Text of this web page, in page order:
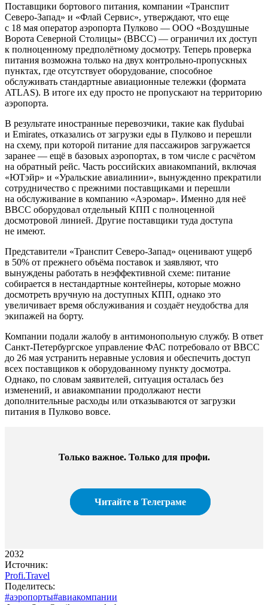
Поставщики бортового питания, компании «Транспит
Северо-Запад» и «Флай Сервис», утверждают, что еще
с 18 мая оператор аэропорта Пулково — ООО «Воздушные
Ворота Северной Столицы» (ВВСС) — ограничил их доступ
к полноценному предполётному досмотру. Теперь проверка
питания возможна только на двух контрольно-пропускных
пунктах, где отсутствует оборудование, способное
обслуживать стандартные авиационные тележки (формата
ATLAS). В итоге их еду просто не пропускают на территорию
аэропорта.
В результате иностранные перевозчики, такие как flydubai
и Emirates, отказались от загрузки еды в Пулково и перешли
на схему, при которой питание для пассажиров загружается
заранее — ещё в базовых аэропортах, в том числе с расчётом
на обратный рейс. Часть российских авиакомпаний, включая
«ЮТэйр» и «Уральские авиалинии», вынужденно прекратили
сотрудничество с прежними поставщиками и перешли
на обслуживание в компанию «Аэромар». Именно для неё
ВВСС оборудовал отдельный КПП с полноценной
досмотровой линией. Другие поставщики туда доступа
не имеют.
Представители «Транспит Северо-Запад» оценивают ущерб
в 50% от прежнего объёма поставок и заявляют, что
вынуждены работать в неэффективной схеме: питание
собирается в нестандартные контейнеры, которые можно
досмотреть вручную на доступных КПП, однако это
увеличивает время обслуживания и создаёт неудобства для
экипажей на борту.
Компании подали жалобу в антимонопольную службу. В ответ
Санкт-Петербургское управление ФАС потребовало от ВВСС
до 26 мая устранить неравные условия и обеспечить доступ
всех поставщиков к оборудованному пункту досмотра.
Однако, по словам заявителей, ситуация осталась без
изменений, и авиакомпании продолжают нести
дополнительные расходы или отказываются от загрузки
питания в Пулково вовсе.
Только важное. Только для профи.​
Читайте в Телеграме
2032
Источник:
Profi.Travel
Поделитесь:
#аэропорты#авиакомпании